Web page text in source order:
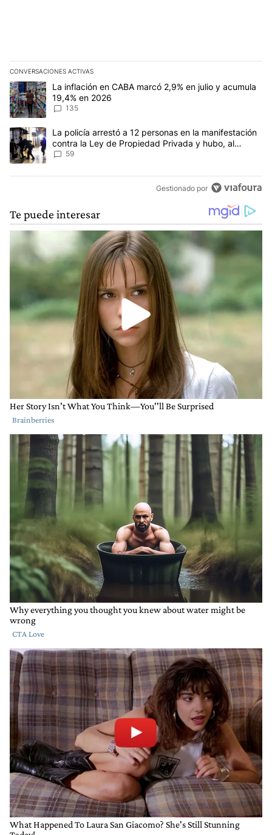
CONVERSACIONES ACTIVAS
Este listado muestra los artículos con más comentarios en los
Un artículo de tendencia con el título "La inflación en CABA
La inflación en CABA marcó 2,9% en julio y acumula
19,4% en 2026
135
Un artículo de tendencia con el título "La policía arrestó a 12
La policía arrestó a 12 personas en la manifestación
contra la Ley de Propiedad Privada y hubo, al
menos, 3 agentes heridos
59
Gestionado por